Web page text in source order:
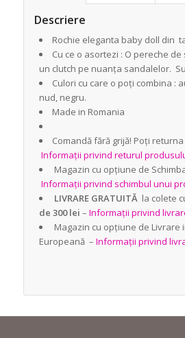
Descriere
Rochie eleganta baby doll din
Cu ce o asortezi : O pereche
un clutch pe nuanța sandalelor.
Culori cu care o poți combina :
nud, negru.
Made in Romania
Comandă fără grijă! Poți
Informații privind returul
Magazin cu opțiune de
Informații privind schimbul unui
LIVRARE GRATUITĂ la colete
de 300 lei – Informații privind
Magazin cu opțiune de Livrare
Europeană – Informații privind